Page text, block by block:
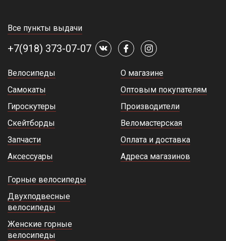
Все пункты выдачи
+7(918) 373-07-07
Велосипеды
Самокаты
Гироскутеры
Скейтборды
Запчасти
Аксессуары
О магазине
Оптовым покупателям
Производители
Веломастерская
Оплата и доставка
Адреса магазинов
Горные велосипеды
Двухподвесные
велосипеды
Женские горные
велосипеды